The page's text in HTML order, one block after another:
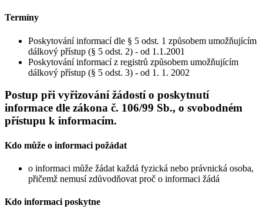
Termíny
Poskytování informací dle § 5 odst. 1 způsobem umožňujícím
dálkový přístup (§ 5 odst. 2) - od 1.1.2001
Poskytování informací z registrů způsobem umožňujícím
dálkový přístup (§ 5 odst. 3) - od 1. 1. 2002
Postup při vyřizování žádostí o poskytnutí
informace dle zákona č. 106/99 Sb., o svobodném
přístupu k informacím.
Kdo může o informaci požádat
o informaci může žádat každá fyzická nebo právnická osoba,
přičemž nemusí zdůvodňovat proč o informaci žádá
Kdo informaci poskytne